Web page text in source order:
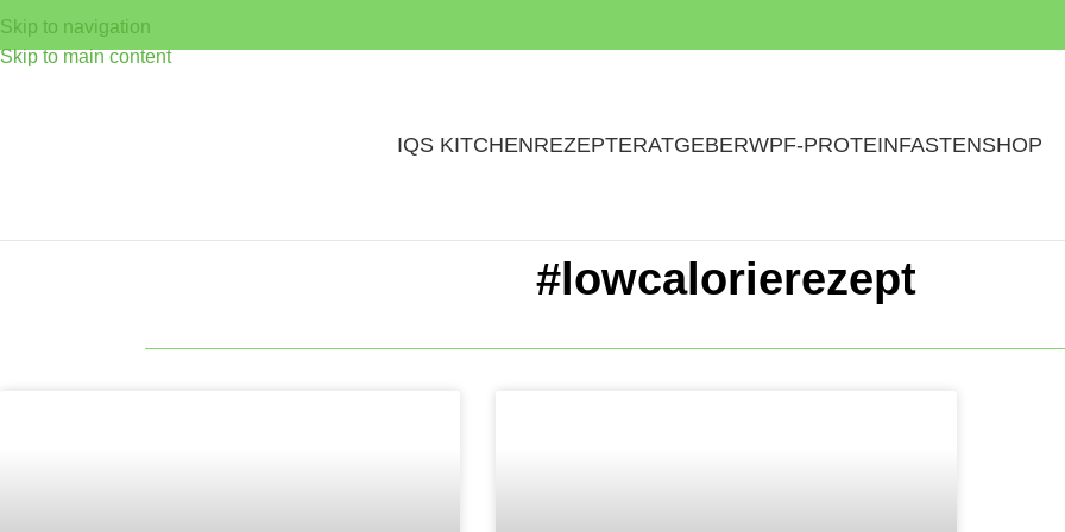
Skip to navigation
Skip to main content
IQS KITCHENREZEPTERATGEBERWPF-PROTEINFASTENSHOP
#lowcalorierezept